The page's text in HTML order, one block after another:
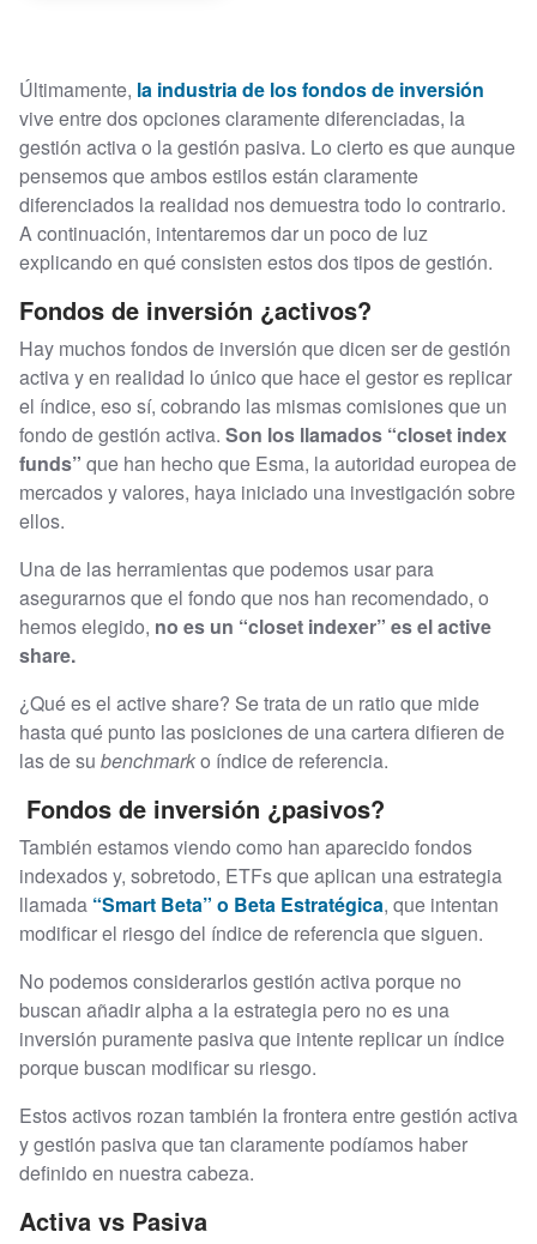
Últimamente, la industria de los fondos de inversión
vive entre dos opciones claramente diferenciadas, la
gestión activa o la gestión pasiva. Lo cierto es que aunque
pensemos que ambos estilos están claramente
diferenciados la realidad nos demuestra todo lo contrario.
A continuación, intentaremos dar un poco de luz
explicando en qué consisten estos dos tipos de gestión.
Fondos de inversión ¿activos?
Hay muchos fondos de inversión que dicen ser de gestión
activa y en realidad lo único que hace el gestor es replicar
el índice, eso sí, cobrando las mismas comisiones que un
fondo de gestión activa. Son los llamados “closet index
funds” que han hecho que Esma, la autoridad europea de
mercados y valores, haya iniciado una investigación sobre
ellos.
Una de las herramientas que podemos usar para
asegurarnos que el fondo que nos han recomendado, o
hemos elegido, no es un “closet indexer” es el active
share.
¿Qué es el active share? Se trata de un ratio que mide
hasta qué punto las posiciones de una cartera difieren de
las de su benchmarko índice de referencia.
Fondos de inversión ¿pasivos?
También estamos viendo como han aparecido fondos
indexados y, sobretodo, ETFs que aplican una estrategia
llamada “Smart Beta” o Beta Estratégica, que intentan
modificar el riesgo del índice de referencia que siguen.
No podemos considerarlos gestión activa porque no
buscan añadir alpha a la estrategia pero no es una
inversión puramente pasiva que intente replicar un índice
porque buscan modificar su riesgo.
Estos activos rozan también la frontera entre gestión activa
y gestión pasiva que tan claramente podíamos haber
definido en nuestra cabeza.
Activa vs Pasiva